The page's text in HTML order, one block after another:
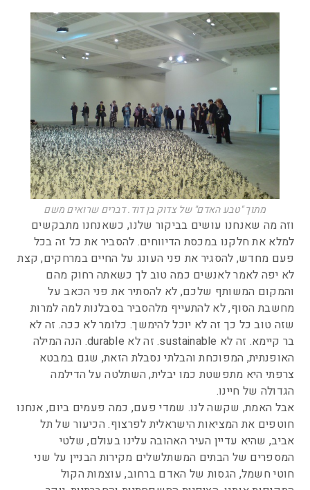
מתוך "טבע האדם" של צדוק בן דוד. דברים שרואים משם
וזה מה שאנחנו עושים בביקור שלנו, כשאנחנו מתבקשים
למלא את חלקנו במכסת הדיווחים. להסביר את כל זה בכל
פעם מחדש, להסגיר את פני העונג על החיים במרחקים, קצת
לא יפה לאמר לאנשים כמה טוב לך כשאתה רחוק מהם
והמקום המשותף שלכם, לא להסתיר את פני הכאב על
מחשבת הסוף, לא להתעייף מלהסביר בסבלנות למה למרות
שזה טוב כל כך זה לא יוכל להימשך. כלומר לא ככה. זה לא
בר קיימא. זה לא sustainable. זה לא durable. הנה המילה
האופנתית, המפוכחת והבלתי נסבלת הזאת, שגם במבטא
צרפתי היא מתפשטת כמו יבלית, השתלטה על הדילמה
הגדולה של חיינו.
אבל האמת, שקשה לנו. שמדי פעם, כמה פעמים ביום, אנחנו
חוטפים את המציאות הישראלית לפרצוף. הכיעור של תל
אביב, שהיא עדיין העיר האהובה עלינו בעולם, שלטי
המספרים של הבתים המשתלשלים מקירות הבניין על שני
חוטי חשמל, הגסות של האדם ברחוב, עוצמות הקול